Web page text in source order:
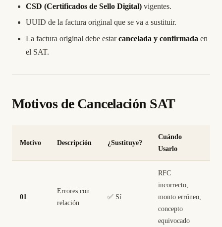
CSD (Certificados de Sello Digital) vigentes.
UUID de la factura original que se va a sustituir.
La factura original debe estarcancelada y confirmada en
el SAT.
Motivos de Cancelación SAT
Motivo Descripción ¿Sustituye?
Cuándo
Usarlo
01
Errores con
relación
✅ Sí
RFC
incorrecto,
monto erróneo,
concepto
equivocado